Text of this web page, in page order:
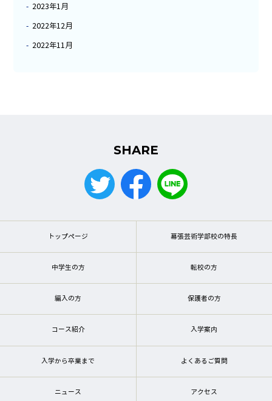
2023年1月
2022年12月
2022年11月
SHARE
トップページ 幕張芸術学部校の特長
中学生の方 転校の方
編入の方 保護者の方
コース紹介 入学案内
入学から卒業まで よくあるご質問
ニュース アクセス